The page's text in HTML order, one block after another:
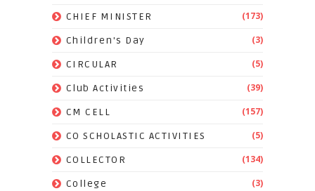
CHIEF MINISTER (173)
Children's Day (3)
CIRCULAR (5)
Club Activities (39)
CM CELL (157)
CO SCHOLASTIC ACTIVITIES (5)
COLLECTOR (134)
College (3)